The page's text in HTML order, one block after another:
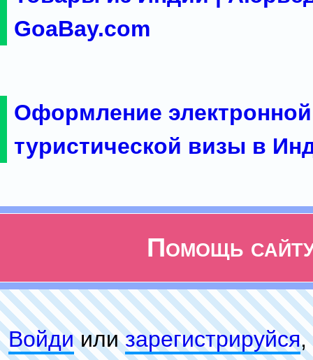
GoaBay.com
Оформление электронной
туристической визы в
Помощь
Войдиилизарeгиcтpируйся,